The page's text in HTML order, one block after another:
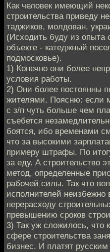
Как человек имеющий
строительства приведу
таджиков, молдован,
(Исходить буду из опыта
объекте - катеджный
подмосковье).
1) Конечно они более
условия работы.
2) Они более постоянны
жителями. Поясню: если
с з/п чуть больше чем
съебется
боятся, ибо временами
что за высокими
примеру штрафы. По
за еду. А строительство
метод, определенные
рабочей силы. Так что
исполнителей неизбежно
перерасходу
превышению сроков
3) Так уж сложилось, что
сфере строительства
бизнес. И платят